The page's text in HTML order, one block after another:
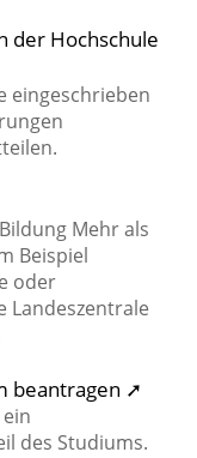
der Hochschule
eingeschrieben
Mehr als
Beispiel
oder
Landeszentrale
beantragen ➚
des Studiums.